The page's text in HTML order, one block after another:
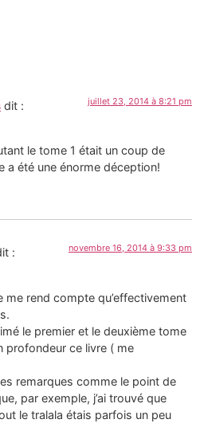
dit : juillet 23, 2014 à 8:21 pm
le tome 1 était un coup de
été une énorme déception!
: novembre 16, 2014 à 9:33 pm
me rend compte qu’effectivement
le premier et le deuxième tome
profondeur ce livre ( me
remarques comme le point de
par exemple, j’ai trouvé que
le tralala étais parfois un peu